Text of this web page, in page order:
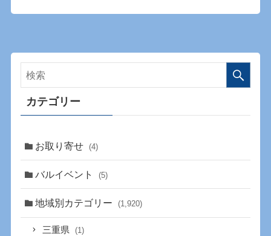
カテゴリー
お取り寄せ (4)
バルイベント (5)
地域別カテゴリー (1,920)
三重県 (1)